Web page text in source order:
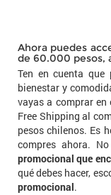
Ahora puedes
de 60.000 pesos,
Ten en cuenta
bienestar y
vayas a comprar
Free Shipping al
pesos chilenos. Es
compres ahora.
promocional que
qué debes hacer,
promocional.